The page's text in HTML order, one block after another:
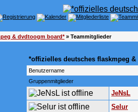
& dvdtoogm board*» Teammitglieder
*offizielles deutsches flaskmpeg
Benutzername
Gruppenmitglieder
JeNsL
Selur